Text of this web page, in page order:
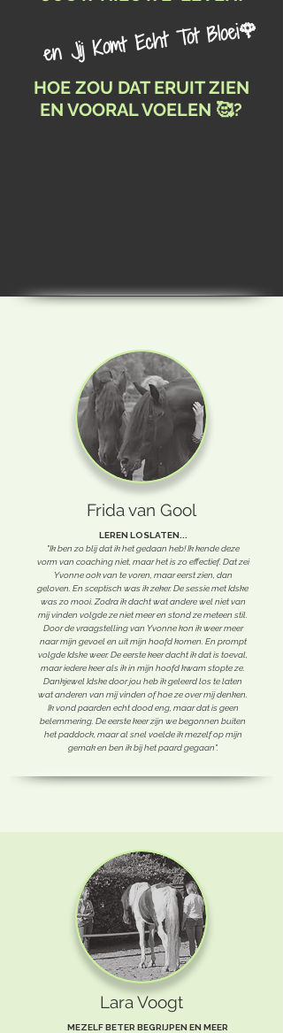
en Jij Komt Echt Tot Bloei🌹
HOE ZOU DAT ERUIT ZIEN
EN VOORAL VOELEN 🥰?
Frida van Gool
LEREN LOSLATEN...
"Ik ben zo blij dat ik het gedaan heb! Ik kende deze
vorm van coaching niet, maar het is zo effectief. Dat zei
Yvonne ook van te voren, maar eerst zien, dan
geloven. En sceptisch was ik zeker. De sessie met Idske
was zo mooi. Zodra ik dacht wat andere wel niet van
mij vinden volgde ze niet meer en stond ze meteen stil.
Door de vraagstelling van Yvonne kon ik weer meer
naar mijn gevoel en uit mijn hoofd komen. En prompt
volgde Idske weer. De eerste keer dacht ik dat is toeval,
maar iedere keer als ik in mijn hoofd kwam stopte ze.
Dankjewel Idske door jou heb ik geleerd los te laten
wat anderen van mij vinden of hoe ze over mij denken.
Ik vond paarden echt dood eng, maar dat is geen
belemmering. De eerste keer zijn we begonnen buiten
het paddock, maar al snel voelde ik mezelf op mijn
gemak en ben ik bij het paard gegaan".
Lara Voogt
MEZELF BETER BEGRIJPEN EN MEER